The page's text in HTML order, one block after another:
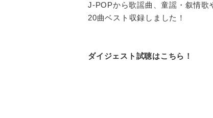
J-POPから歌謡曲、童謡・叙情歌
20曲ベスト収録しました！
ダイジェスト試聴はこちら！